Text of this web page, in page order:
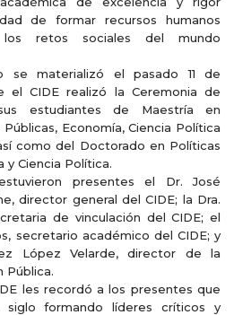
de formarrecursos humanos
retos sociales del mundo
se materializó el pasado 11 de
el CIDE realizó la Ceremonia de
estudiantes de Maestría en
Economía, Ciencia Política
como del Doctorado en Políticas
y Ciencia Política.
presentes el Dr. José
director general del CIDE; la Dra.
de vinculación del CIDE; el
secretario académico del CIDE; y
López Velarde, director de la
Pública.
les recordó a los presentes que
siglo formando líderes críticos y